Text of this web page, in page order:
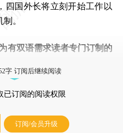
四国外长将立刻开始工作以
。
有双语需求读者专门订制的
字 订阅后继续阅读
已订阅的阅读权限
订阅/会员升级